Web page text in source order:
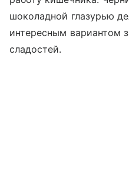
шоколадной глазурью
интересным вариантом
сладостей.